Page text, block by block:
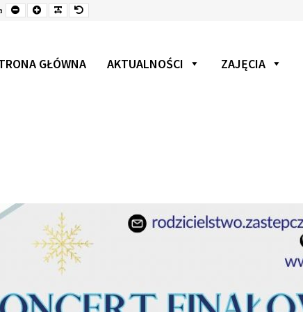
Mniejsza
czcionka
CzcionkaCzcionkaCzcionka
GŁÓWNA AKTUALNOŚCI ZAJĘCIA